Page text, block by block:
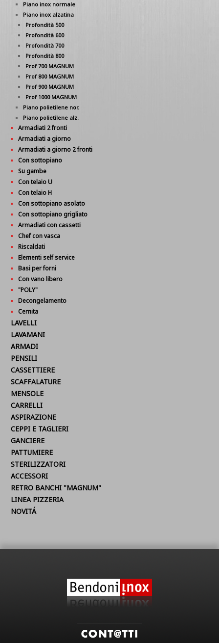
Piano inox normale
Piano inox alzatina
Profondità 500
Profondità 600
Profondità 700
Profondità 800
Prof 700 MAGNUM
Prof 800 MAGNUM
Prof 900 MAGNUM
Prof 1000 MAGNUM
Piano polietilene nor.
Piano polietilene alz.
Armadiati 2 fronti
Armadiati a giorno
Armadiati a giorno 2 fronti
Con sottopiano
Su gambe
Con telaio U
Con telaio H
Con sottopiano asolato
Con sottopiano grigliato
Armadiati con cassetti
Chef con vasca
Riscaldati
Elementi self service
Basi per forni
Con vano libero
"POLY"
Decongelamento
Cernita
LAVELLI
LAVAMANI
ARMADI
PENSILI
CASSETTIERE
SCAFFALATURE
MENSOLE
CARRELLI
ASPIRAZIONE
CEPPI E TAGLIERI
GANCIERE
PATTUMIERE
STERILIZZATORI
ACCESSORI
RETRO BANCHI "MAGNUM"
LINEA PIZZERIA
NOVITÁ